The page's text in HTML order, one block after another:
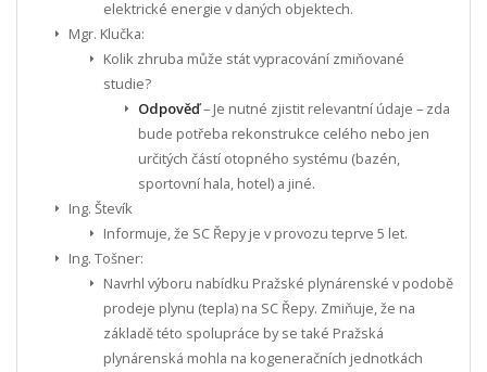
elektrické energie v daných objektech.
Mgr. Klučka:
Kolik zhruba může stát vypracování zmiňované
studie?
Odpověď– Je nutné zjistit relevantní údaje – zda
bude potřeba rekonstrukce celého nebo jen
určitých částí otopného systému (bazén,
sportovní hala, hotel) a jiné.
Ing. Števík
Informuje, že SC Řepy je v provozu teprve 5 let.
Ing. Tošner:
Navrhl výboru nabídku Pražské plynárenské v podobě
prodeje plynu (tepla) na SC Řepy. Zmiňuje, že na
základě této spolupráce by se také Pražská
plynárenská mohla na kogeneračních jednotkách